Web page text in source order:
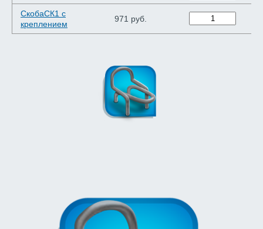
СкобаСК1 с
креплением
971 руб.